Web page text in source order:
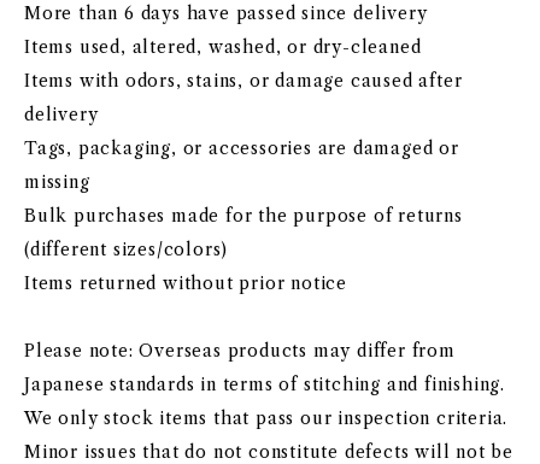
More than 6 days have passed since delivery
Items used, altered, washed, or dry-cleaned
Items with odors, stains, or damage caused after
delivery
Tags, packaging, or accessories are damaged or
missing
Bulk purchases made for the purpose of returns
(different sizes/colors)
Items returned without prior notice
Please note: Overseas products may differ from
Japanese standards in terms of stitching and finishing.
We only stock items that pass our inspection criteria.
Minor issues that do not constitute defects will not be